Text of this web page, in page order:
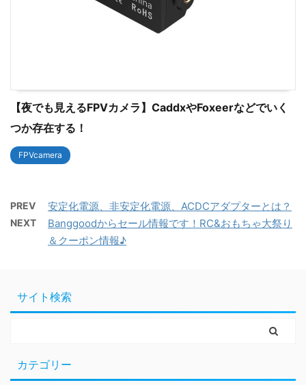
【夜でも見えるFPVカメラ】CaddxやFoxeerなどでいく
つか存在する！
FPVcamera
PREV 安定化電源、非安定化電源、ACDCアダプターとは？
NEXT
Banggoodからセール情報です！RC&おもちゃ大祭り
＆クーポン情報♪
サイト検索
カテゴリー